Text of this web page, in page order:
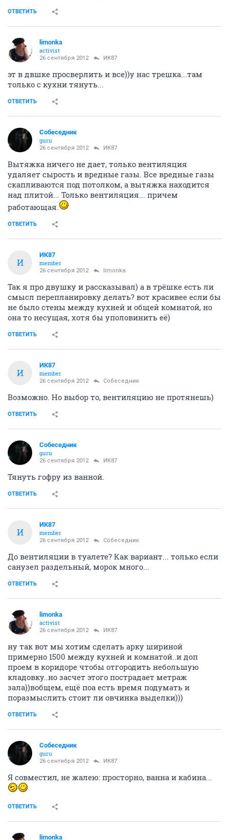
ОТВЕТИТЬ
limonka
activist
26 сентября 2012 ИК87
эт в двшке просверлить и все))у нас трешка...там
только с кухни тянуть...
ОТВЕТИТЬ
Собеседник
guru
26 сентября 2012 ИК87
Вытяжка ничего не дает, только вентиляция
удаляет сырость и вредные газы. Все вредные газы
скапливаются под потолком, а вытяжка находится
над плитой... Только вентиляция... причем
работающая.
ОТВЕТИТЬ
И
ИК87
member
26 сентября 2012 limonka
Так я про двушку и рассказывал) а в трёшке есть ли
смысл перепланировку делать? вот красивее если бы
не было стены между кухней и общей комнатой, но
она то несущая, хотя бы уполовинить её)
ОТВЕТИТЬ
И
ИК87
member
26 сентября 2012 Собеседник
Возможно. Но выбор то, вентиляцию не протянешь)
ОТВЕТИТЬ
Собеседник
guru
26 сентября 2012 ИК87
Тянуть гофру из ванной.
ОТВЕТИТЬ
И
ИК87
member
26 сентября 2012 Собеседник
До вентиляции в туалете? Как вариант... только если
санузел раздельный, морок много...
ОТВЕТИТЬ
limonka
activist
26 сентября 2012 ИК87
ну так вот мы хотим сделать арку шириной
примерно 1500 между кухней и комнатой..и доп
проем в коридоре чтобы отгородить небольшую
кладовку..но засчет этого пострадает метраж
зала))вобщем, ещё поа есть время подумать и
поразмыслить стоит ли овчинка выделки)))
ОТВЕТИТЬ
Собеседник
guru
26 сентября 2012 ИК87
Я совместил, не жалею: просторно, ванна и кабина...
ОТВЕТИТЬ
limonka